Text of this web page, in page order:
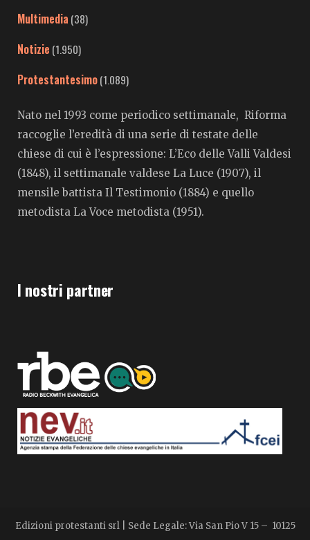
Multimedia (38)
Notizie (1.950)
Protestantesimo(1.089)
Nato nel 1993 come periodico settimanale, Riforma
raccoglie l’eredità di una serie di testate delle
chiese di cui è l’espressione: L’Eco delle Valli Valdesi
(1848), il settimanale valdese La Luce (1907), il
mensile battista Il Testimonio (1884) e quello
metodista La Voce metodista (1951).
I nostri partner
Edizioni protestanti srl | Sede Legale: Via San Pio V 15 – 10125